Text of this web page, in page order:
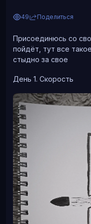
49 Поделиться
Присоединюсь со
пойдёт, тут все
стыдно за свое
День 1. Скорость